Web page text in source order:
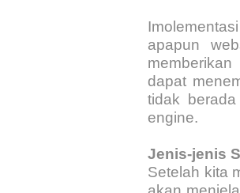
apapun
dapat
tidak
engine.
Jenis-jenis
Setelah kita